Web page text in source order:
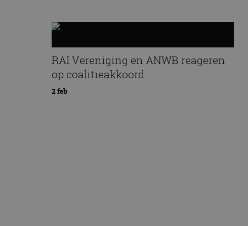
RAI Vereniging en ANWB reageren
op coalitieakkoord
2 feb